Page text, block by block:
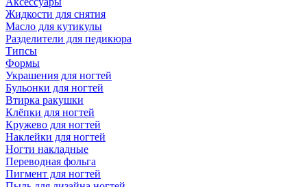
Жидкости для снятия
Масло для кутикулы
Разделители для педикюра
Типсы
Формы
Украшения для ногтей
Бульонки для ногтей
Втирка ракушки
Клёпки для ногтей
Кружево для ногтей
Наклейки для ногтей
Ногти накладные
Переводная фольга
Пигмент для ногтей